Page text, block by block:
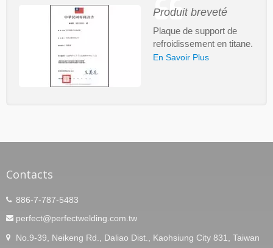
corrosion par piqûres, à la corrosion par
fissures et à la fissuration par corrosion sous
contrainte. Ils se caractérisent par une teneur
élevée en chrome (19–32 %) et en
nickel inférieures à celles des aciers
inoxydables austénitiques. Cependant, il
existe plusieurs exigences concernant le
Produit breveté
Plaque de support de
refroidissement en titane.
En Savoir Plus
Contacts
886-7-787-5483
perfect@perfectwelding.com.tw
No.9-39, Neikeng Rd., Daliao Dist., Kaohsiung City 831, Taiwan